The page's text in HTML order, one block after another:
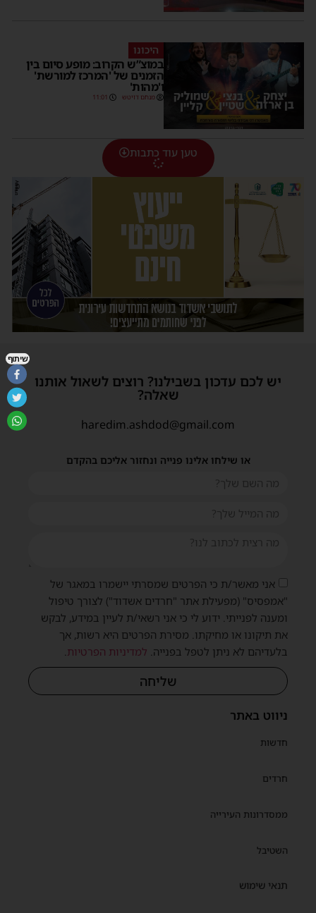
היכונו
במוצ”ש הקרוב: מופע סיום בין
הזמנים של 'המרכז למורשת'
ו'מהות'
מנחם דויטש 11:01
טען עוד כתבות
ניווט באתר
חדשות
חרדים
ממסדרונות העירייה
השטיבל
תנאי שימוש
יש לכם עדכון בשבילנו? רוצים לשאול אותנו
שאלה?
haredim.ashdod@gmail.com
או שילחו אלינו פנייה ונחזור אליכם בהקדם
אני מאשר/ת כי הפרטים שמסרתי יישמרו במאגר של
"אמפסיס" (מפעילת אתר "חרדים אשדוד") לצורך טיפול
ומענה לפנייתי. ידוע לי כי אני רשאי/ת לעיין במידע, לבקש
את תיקונו או מחיקתו. מסירת הפרטים היא רשות, אך
בלעדיהם לא ניתן לטפל בפנייה. למדיניות הפרטיות
שליחה
שיתוף